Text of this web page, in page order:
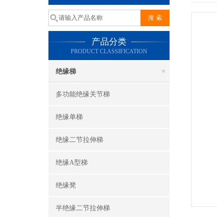
产品分类
PRODUCT CLASSIFICATION
绝缘梯
多功能绝缘关节梯
绝缘单梯
绝缘二节拉伸梯
绝缘A型梯
绝缘凳
半绝缘二节拉伸梯